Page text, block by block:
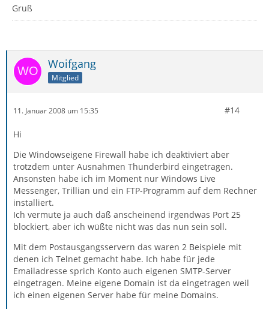
Gruß
Woifgang
Mitglied
11. Januar 2008 um 15:35 #14
Hi
Die Windowseigene Firewall habe ich deaktiviert aber
trotzdem unter Ausnahmen Thunderbird eingetragen.
Ansonsten habe ich im Moment nur Windows Live
Messenger, Trillian und ein FTP-Programm auf dem Rechner
installiert.
Ich vermute ja auch daß anscheinend irgendwas Port 25
blockiert, aber ich wüßte nicht was das nun sein soll.
Mit dem Postausgangsservern das waren 2 Beispiele mit
denen ich Telnet gemacht habe. Ich habe für jede
Emailadresse sprich Konto auch eigenen SMTP-Server
eingetragen. Meine eigene Domain ist da eingetragen weil
ich einen eigenen Server habe für meine Domains.